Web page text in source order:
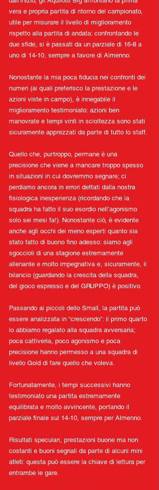
vera e propria partita di ritorno del campionato,
utile per misurare il livello di miglioramento
rispetto alla partita di andata: confrontando le
due sfide, si è passati da un parziale di 16-8 a
uno di 14-10, sempre a favore di Almenno.
Nonostante la mia poca fiducia nei confronti dei
numeri (ai quali preferisco la prestazione e le
azioni viste in campo), è innegabile il
miglioramento testimoniato: azioni ben
manovrate e tempi vinti in scioltezza sono stati
sicuramente apprezzati da parte di tutto lo staff.
Quello che, purtroppo, permane è una
precisione che viene a mancare troppo spesso
in situazioni in cui dovremmo segnare; ci
perdiamo ancora in errori dettati dalla nostra
fisiologica inesperienza (ricordando che la
squadra ha fatto il suo esordio nell’agonismo
solo sei mesi fa!). Nonostante ciò, è evidente
anche agli occhi dei meno esperti quanto sia
stato fatto di buono fino adesso: siamo agli
sgoccioli di una stagione estremamente
allenante e molto impegnativa e, sicuramente, il
bilancio (guardando la crescita della squadra,
del gioco espresso e del GRUPPO) è positivo.
Passando ai piccoli dello Small, la partita può
essere analizzata in “crescendo”: il primo quarto
lo abbiamo regalato alla squadra avversaria;
poca cattiveria, poco agonismo e poca
precisione hanno permesso a una squadra di
livello Gold di fare quello che voleva.
Fortunatamente, i tempi successivi hanno
testimoniato una partita estremamente
equilibrata e molto avvincente, portando il
parziale finale sul 14-10, sempre per Almenno.
Risultati speculari, prestazioni buone ma non
costanti e buoni segnali da parte di alcuni mini
atleti: questa può essere la chiave di lettura per
entrambe le gare.